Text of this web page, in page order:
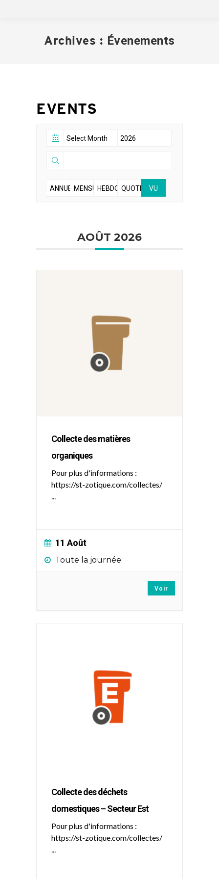
Archives : Évenements
EVENTS
ANNUELLEMENSUELLEHEBDOMADAIRE
QUOTIDIENNE
VU
AOÛT 2026
Collecte des matières
organiques
Pour plus d'informations :
https://st-zotique.com/collectes/
...
11 Août
Toute la journée
Voir
Collecte des déchets
domestiques – Secteur Est
Pour plus d'informations :
https://st-zotique.com/collectes/
...